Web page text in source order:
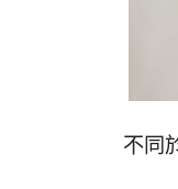
不同